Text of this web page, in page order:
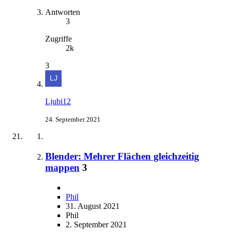
Antworten
3
Zugriffe
2k
3
Ljubi12
24. September 2021
Blender: Mehrer Flächen gleichzeitig
mappen 3
Phil
31. August 2021
Phil
2. September 2021